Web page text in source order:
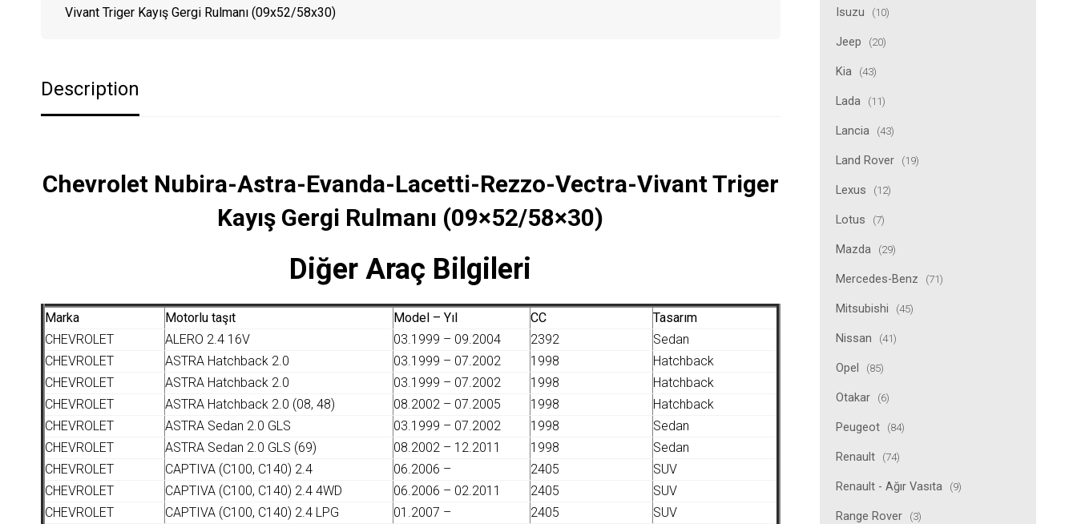
Isuzu (10)
Jeep (20)
Kia (43)
Lada (11)
Lancia (43)
Land Rover (19)
Lexus (12)
Lotus (7)
Mazda (29)
Mercedes-Benz (71)
Mitsubishi (45)
Nissan (41)
Opel (85)
Otakar (6)
Peugeot (84)
Renault (74)
Renault - Ağır Vasıta (9)
Range Rover (3)
Vivant Triger Kayış Gergi Rulmanı (09x52/58x30)
Description
Chevrolet Nubira-Astra-Evanda-Lacetti-Rezzo-Vectra-Vivant Triger
Kayış Gergi Rulmanı (09×52/58×30)
Diğer Araç Bilgileri
Marka Motorlu taşıt Model – Yıl CC
Tasarım
CHEVROLET
ALERO 2.4 16V 03.1999 – 09.2004 2392
Sedan
CHEVROLET
ASTRA Hatchback 2.0 03.1999 – 07.2002 1998
Hatchback
CHEVROLET
ASTRA Hatchback 2.0 03.1999 – 07.2002 1998
Hatchback
CHEVROLET
ASTRA Hatchback 2.0 (08, 48) 08.2002 – 07.2005 1998
Hatchback
CHEVROLET
ASTRA Sedan 2.0 GLS 03.1999 – 07.2002 1998
Sedan
CHEVROLET
ASTRA Sedan 2.0 GLS (69) 08.2002 – 12.2011 1998
Sedan
CHEVROLET
CAPTIVA (C100, C140) 2.4 06.2006 – 2405
SUV
CHEVROLET
CAPTIVA (C100, C140) 2.4 4WD 06.2006 – 02.2011 2405
SUV
CHEVROLET
CAPTIVA (C100, C140) 2.4 LPG 01.2007 – 2405
SUV